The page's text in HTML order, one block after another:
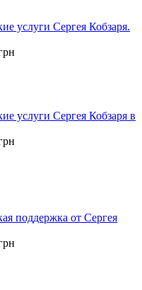
услуги Сергея Кобзаря.
услуги Сергея Кобзаря в
поддержка от Сергея